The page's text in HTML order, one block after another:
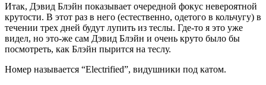
вечером
Итак, Дэвид Блэйн показывает очередной фокус невероятной
крутости. В этот раз в него (естественно, одетого в кольчугу) в
течении трех дней будут лупить из теслы. Где-то я это уже
видел, но это-же сам Дэвид Блэйн и очень круто было бы
посмотреть, как Блэйн пырится на теслу.
Номер называется “Electrified”, видушники под катом.